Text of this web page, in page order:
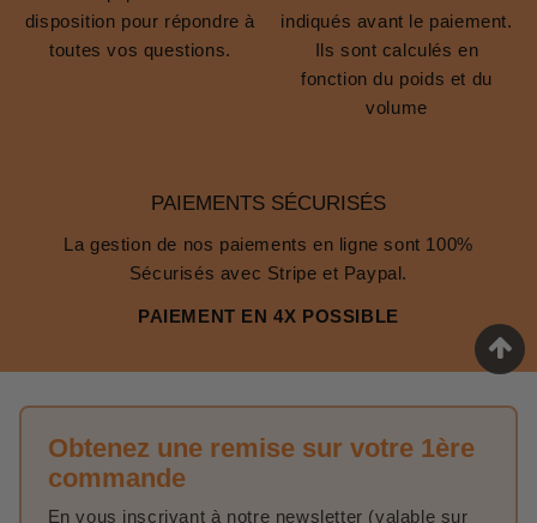
disposition pour répondre à
toutes vos questions.
indiqués avant le paiement.
Ils sont calculés en
fonction du poids et du
volume
PAIEMENTS SÉCURISÉS
La gestion de nos paiements en ligne sont 100%
Sécurisés avec Stripe et Paypal.
PAIEMENT EN 4X POSSIBLE
Obtenez une remise sur votre 1ère
commande
En vous inscrivant à notre newsletter (valable sur